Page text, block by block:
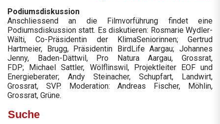
Podiumsdiskussion
Anschliessend an die Filmvorführung findet eine
Podiumsdiskussion statt. Es diskutieren: Rosmarie Wydler-
Wälti, Co-Präsidentin der KlimaSeniorinnen; Gertrud
Hartmeier, Brugg, Präsidentin BirdLife Aargau; Johannes
Jenny, Baden-Dättwil, Pro Natura Aargau, Grossrat,
FDP; Michael Sattler, Wölflinswil, Projektleiter EOF und
Energieberater; Andy Steinacher, Schupfart, Landwirt,
Grossrat, SVP. Moderation: Andreas Fischer, Möhlin,
Grossrat, Grüne.
Suche